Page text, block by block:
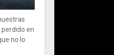
en
no lo